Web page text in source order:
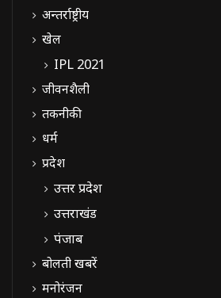
अन्तर्राष्ट्रीय
खेल
IPL 2021
जीवनशैली
तकनीकी
धर्म
प्रदेश
उत्तर प्रदेश
उत्तराखंड
पंजाब
बोलती खबरें
मनोरंजन